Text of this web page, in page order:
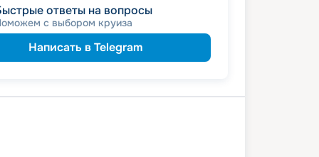
ответы на вопросы
с выбором круиза
Написать в Telegram